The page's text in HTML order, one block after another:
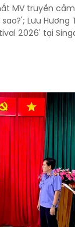
MV truyền
Lưu Hương
2026' tại